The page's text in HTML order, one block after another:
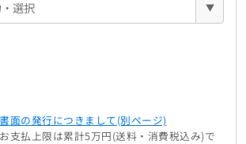
▼
面の発行につきまして(別ページ)
支払上限は累計5万円(送料・消費税込み)で